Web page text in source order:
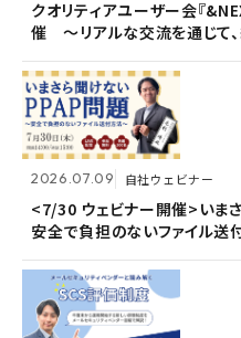
クオリティアユーザー会『
催 〜リアルな交流を通じて、
2026.07.09 自社ウェビナー
<7/30 ウェビナー開催>いま
安全で負担のないファイル送
クオリティアユーザー会『
催 〜リアルな交流を通じて、
2026.07.09 自社ウェビナー
<7/30 ウェビナー開催>いま
安全で負担のないファイル送
<7/30 ウェビナー開催>いま
2026.06.09 自社ウェビナー
＜6/30ウェビナー開催＞メー